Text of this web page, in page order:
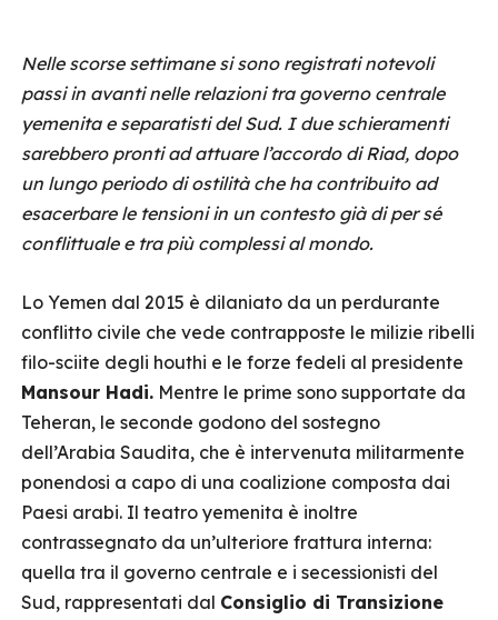
Nelle scorse settimane si sono registrati notevoli
passi in avanti nelle relazioni tra governo centrale
yemenita e separatisti del Sud. I due schieramenti
sarebbero pronti ad attuare l’accordo di Riad, dopo
un lungo periodo di ostilità che ha contribuito ad
esacerbare le tensioni in un contesto già di per sé
conflittuale e tra più complessi al mondo.
Lo Yemen dal 2015 è dilaniato da un perdurante
conflitto civile che vede contrapposte le milizie ribelli
filo-sciite degli houthi e le forze fedeli al presidente
Mansour Hadi. Mentre le prime sono supportate da
Teheran, le seconde godono del sostegno
dell’Arabia Saudita, che è intervenuta militarmente
ponendosi a capo di una coalizione composta dai
Paesi arabi. Il teatro yemenita è inoltre
contrassegnato da un’ulteriore frattura interna:
quella tra il governo centrale e i secessionisti del
Sud, rappresentati dal Consiglio di Transizione